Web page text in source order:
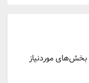
بخش‌های موردنیاز